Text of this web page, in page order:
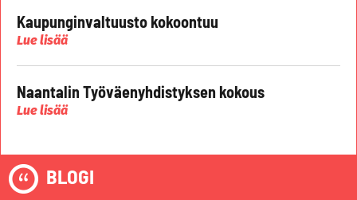
Kaupunginvaltuusto kokoontuu
Lue lisää
Naantalin Työväenyhdistyksen kokous
Lue lisää
BLOGI